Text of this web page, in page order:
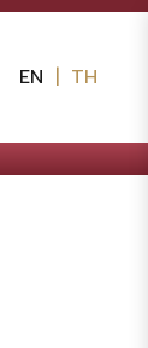
(current)
EN | TH